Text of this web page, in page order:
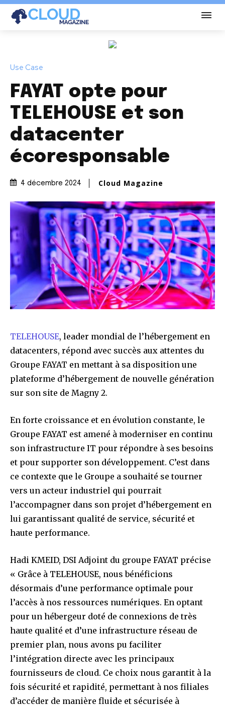
Use Case
FAYAT opte pour
TELEHOUSE et son
datacenter
écoresponsable
4 décembre 2024 Cloud Magazine
TELEHOUSE, leader mondial de l’hébergement en
datacenters, répond avec succès aux attentes du
Groupe FAYAT en mettant à sa disposition une
plateforme d’hébergement de nouvelle génération
sur son site de Magny 2.
En forte croissance et en évolution constante, le
Groupe FAYAT est amené à moderniser en continu
son infrastructure IT pour répondre à ses besoins
et pour supporter son développement. C’est dans
ce contexte que le Groupe a souhaité se tourner
vers un acteur industriel qui pourrait
l’accompagner dans son projet d’hébergement en
lui garantissant qualité de service, sécurité et
haute performance.
Hadi KMEID, DSI Adjoint du groupe FAYAT précise
« Grâce à TELEHOUSE, nous bénéficions
désormais d’une performance optimale pour
l’accès à nos ressources numériques. En optant
pour un hébergeur doté de connexions de très
haute qualité et d’une infrastructure réseau de
premier plan, nous avons pu faciliter
l’intégration directe avec les principaux
fournisseurs de cloud. Ce choix nous garantit à la
fois sécurité et rapidité, permettant à nos filiales
d’accéder de manière fluide et sécurisée à